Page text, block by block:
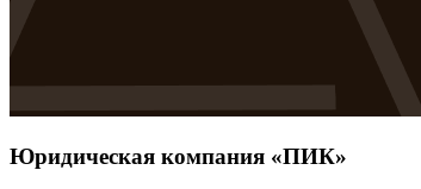
Юридическая компания «ПИК»